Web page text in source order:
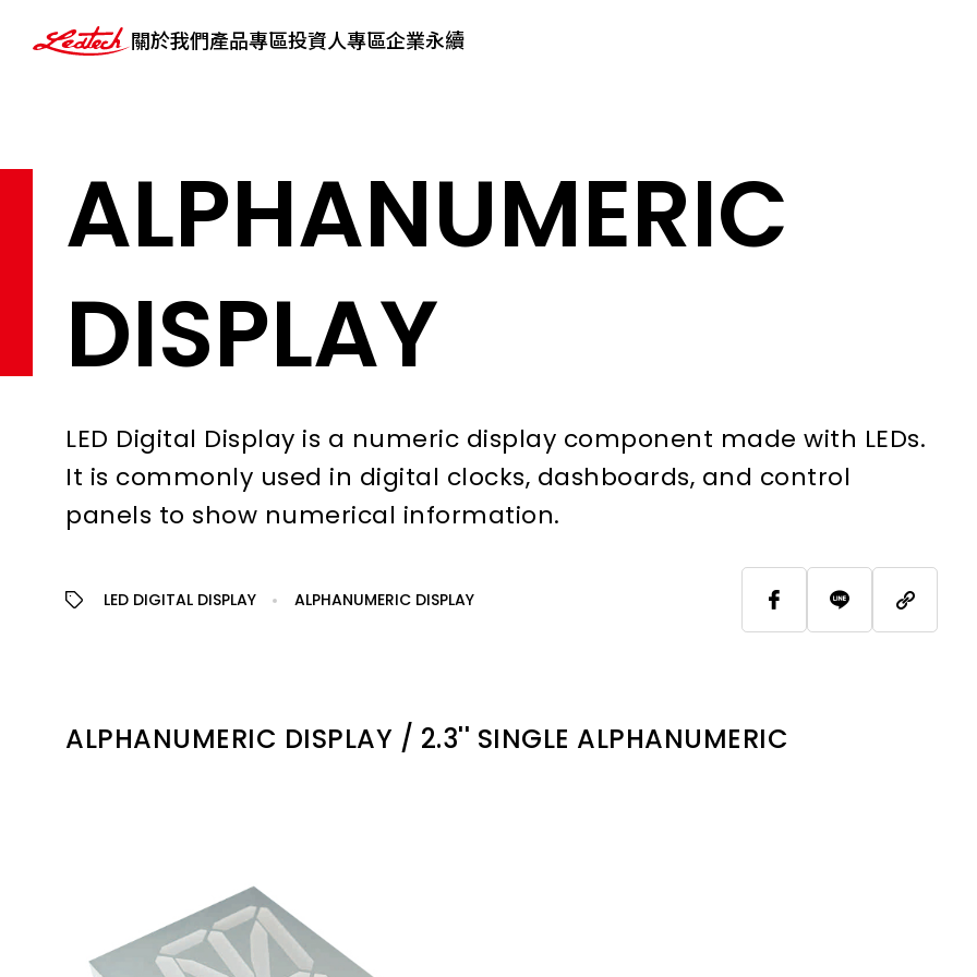
關於我們產品專區投資人專區企業永續
ALPHANUMERIC
DISPLAY
LED Digital Display is a numeric display component made with LEDs.
It is commonly used in digital clocks, dashboards, and control
panels to show numerical information.
LED DIGITAL DISPLAY ALPHANUMERIC DISPLAY
ALPHANUMERIC DISPLAY / 2.3'' SINGLE ALPHANUMERIC